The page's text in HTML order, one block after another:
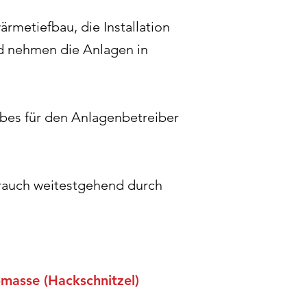
die Installation
nehmen die Anlagen in
für den Anlagenbetreiber
weitestgehend durch
(Hackschnitzel)